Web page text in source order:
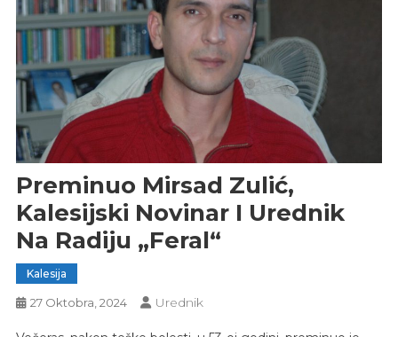
Preminuo Mirsad Zulić,
Kalesijski Novinar I Urednik
Na Radiju „Feral“
Kalesija
27 Oktobra, 2024 Urednik